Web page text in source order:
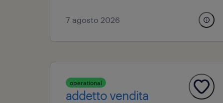
7 agosto 2026
operational
addetto vendita